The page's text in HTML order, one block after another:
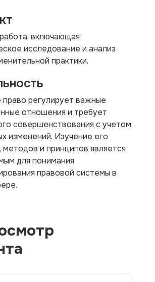
включающая
исследование и анализ
практики.
регулирует важные
отношения и требует
совершенствования с учетом
изменений. Изучение его
и принципов является
для понимания
правовой системы в